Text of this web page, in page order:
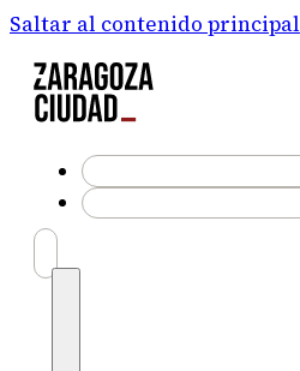
Saltar al contenido principal